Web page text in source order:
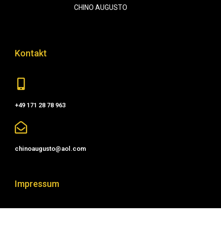
CHINO AUGUSTO
Kontakt
+49 171 28 78 963
chinoaugusto@aol.com
Impressum